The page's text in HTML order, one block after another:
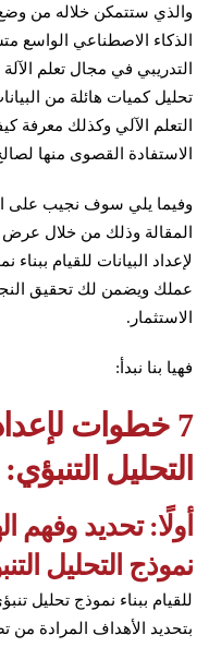
والذي ستتمكن خلاله من
الذكاء الاصطناعي
التدريبي في مجال تعلم
تحليل كميات هائلة من
التعلم الآلي وكذلك معرفة
الاستفادة القصوى منها
وفيما يلي سوف نجيب على
المقالة وذلك من خلال عرض
لإعداد البيانات للقيام
عملك ويضمن لك تحقيق
الاستثمار.
فهيا بنا نبدأ:
7 خطوات
التحليل التنبؤي:
أولًا: تحديد
نموذج التحليل
للقيام ببناء نموذج تحليل
بتحديد الأهداف المرادة من